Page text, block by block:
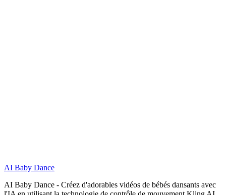
Commencer Gratuitement
AI Baby Dance
AI Baby Dance - Créez d'adorables vidéos de bébés dansants avec